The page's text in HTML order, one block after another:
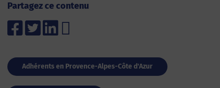
Partagez ce contenu
Adhérents en Provence-Alpes-Côte d'Azur